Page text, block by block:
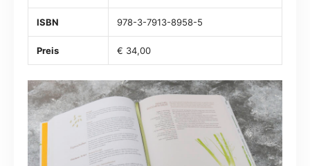
ISBN 978-3-7913-8958-5
Preis € 34,00